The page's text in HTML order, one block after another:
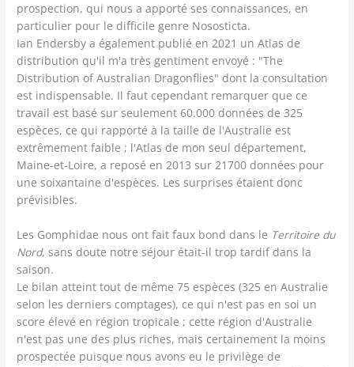
prospection, qui nous a apporté ses connaissances, en
particulier pour le difficile genre Nososticta.
Ian Endersby a également publié en 2021 un Atlas de
distribution qu'il m'a très gentiment envoyé : "The
Distribution of Australian Dragonflies" dont la consultation
est indispensable. Il faut cependant remarquer que ce
travail est basé sur seulement 60.000 données de 325
espèces, ce qui rapporté à la taille de l'Australie est
extrêmement faible ; l'Atlas de mon seul département,
Maine-et-Loire, a reposé en 2013 sur 21700 données pour
une soixantaine d'espèces. Les surprises étaient donc
prévisibles.
Les Gomphidae nous ont fait faux bond dans le Territoire du
Nord, sans doute notre séjour était-il trop tardif dans la
saison.
Le bilan atteint tout de même 75 espèces (325 en Australie
selon les derniers comptages), ce qui n'est pas en soi un
score élevé en région tropicale ; cette région d'Australie
n'est pas une des plus riches, mais certainement la moins
prospectée puisque nous avons eu le privilège de